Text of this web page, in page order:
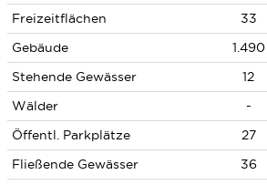
Freizeitflächen 33
Gebäude
1.490
Stehende Gewässer
12
Wälder
-
Öffentl. Parkplätze
27
Fließende Gewässer
36